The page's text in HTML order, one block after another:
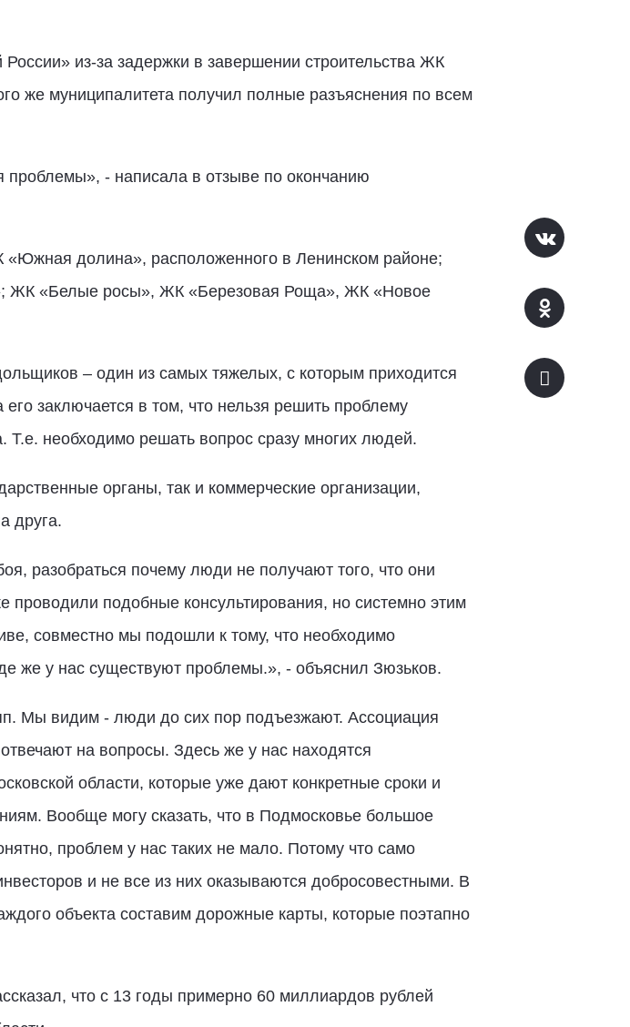
из-за задержки в завершении строительства ЖК
же муниципалитета получил полные разъяснения по всем
- написала в отзыве по окончанию
долина», расположенного в Ленинском районе;
ЖК «Белые росы», ЖК «Березовая Роща», ЖК «Новое
– один из самых тяжелых, с которым приходится
заключается в том, что нельзя решить проблему
Т.е. необходимо решать вопрос сразу многих людей.
органы, так и коммерческие организации,
друга.
разобраться почему люди не получают того, что они
подобные консультирования, но системно этим
совместно мы подошли к тому, что необходимо
же у нас существуют проблемы.», - объяснил Зюзьков.
Мы видим - люди до сих пор подъезжают. Ассоциация
на вопросы. Здесь же у нас находятся
области, которые уже дают конкретные сроки и
Вообще могу сказать, что в Подмосковье большое
проблем у нас таких не мало. Потому что само
и не все из них оказываются добросовестными. В
объекта составим дорожные карты, которые поэтапно
что с 13 годы примерно 60 миллиардов рублей